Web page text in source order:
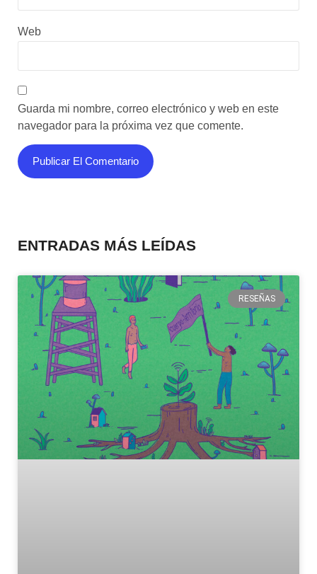
Web
Guarda mi nombre, correo electrónico y web en este
navegador para la próxima vez que comente.
ENTRADAS MÁS LEÍDAS
RESEÑAS